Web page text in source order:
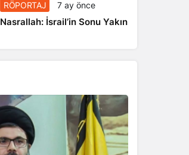
RÖPORTAJ 7 ay önce
Nasrallah: İsrail’in Sonu Yakın